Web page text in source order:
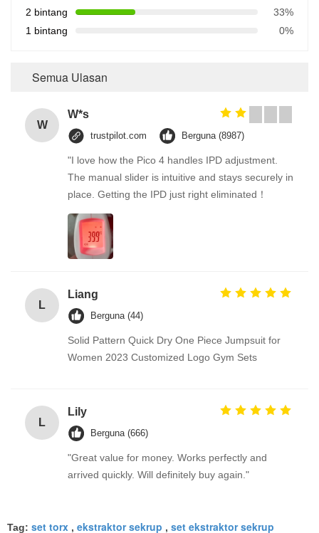
2 bintang
33%
1 bintang
0%
Semua Ulasan
W
W*s
trustpilot.com Berguna (8987)
"I love how the Pico 4 handles IPD adjustment.
The manual slider is intuitive and stays securely in
place. Getting the IPD just right eliminated！
L
Liang
Berguna (44)
Solid Pattern Quick Dry One Piece Jumpsuit for
Women 2023 Customized Logo Gym Sets
L
Lily
Berguna (666)
"Great value for money. Works perfectly and
arrived quickly. Will definitely buy again."
Tag: set torx , ekstraktor sekrup , set ekstraktor sekrup